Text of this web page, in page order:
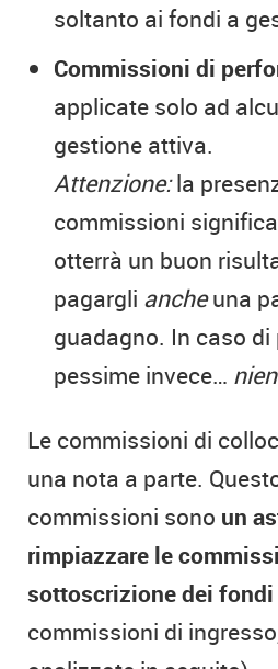
soltanto ai fondi a
Commissioni di
applicate solo ad
gestione attiva.
Attenzione:la
commissioni
otterrà un buon
pagargli ancheuna
guadagno. In caso
pessime invece…
Le commissioni di
una nota a parte.
commissioni sono un
rimpiazzare le
sottoscrizione dei fondi
commissioni di